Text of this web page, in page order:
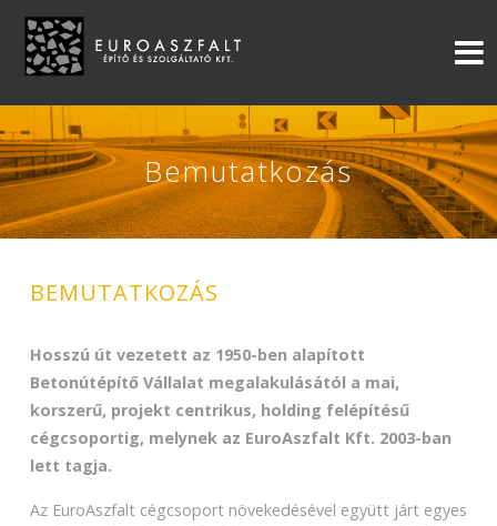
Bemutatkozás
BEMUTATKOZÁS
Hosszú út vezetett az 1950-ben alapított
Betonútépítő Vállalat megalakulásától a mai,
korszerű, projekt centrikus, holding felépítésű
cégcsoportig, melynek az EuroAszfalt Kft. 2003-ban
lett tagja.
Az EuroAszfalt cégcsoport növekedésével együtt járt egyes